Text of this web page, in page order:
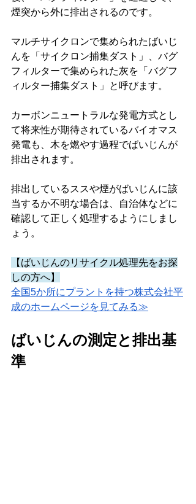
煙突から外に排出されるのです。
マルチサイクロンで集められたばいじ
んを「サイクロン捕集ダスト」、バグ
フィルターで集められた灰を「バグフ
ィルター捕集ダスト」と呼びます。
カーボンニュートラルな発電方式とし
て将来性が期待されているバイオマス
発電も、木を燃やす過程でばいじんが
排出されます。
排出しているススや煙がばいじんに該
当するか不明な場合は、自治体などに
確認して正しく処理するようにしまし
ょう。
【ばいじんのリサイクル処理先をお探
しの方へ】
全国5か所にプラントを持つ株式会社平
成のホームページを見てみる≫
ばいじんの測定と排出基
準